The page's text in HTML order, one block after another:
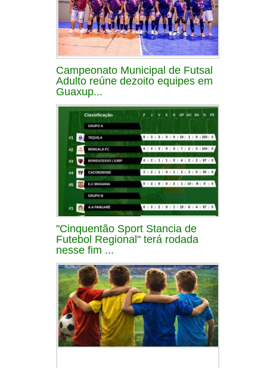
Campeonato Municipal de Futsal
Adulto reúne dezoito equipes em
Guaxup...
"Cinquentão Sport Stancia de
Futebol Regional" terá rodada
nesse fim ...